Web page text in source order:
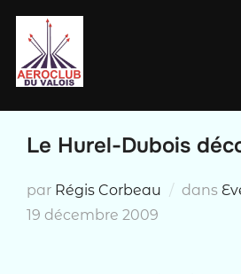
contenu
Le Hurel-Dubois
par Régis Corbeau dans
19 décembre 2009